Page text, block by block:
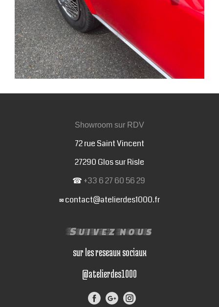
Showroom sur RDV
72 rue Saint Vincent
27290 Glos sur Risle
☎ +33 6 27 60 56 29
✉ contact@atelierdes1000.fr
Suivez nous
sur les reseaux sociaux
@atelierdes1000